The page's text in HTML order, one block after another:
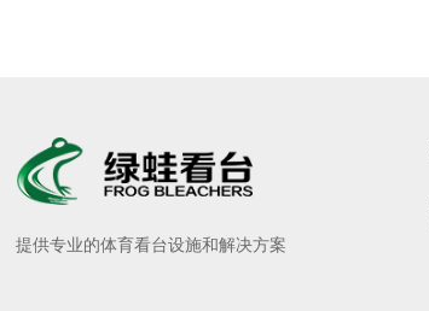
提供专业的体育看台设施和解决方案